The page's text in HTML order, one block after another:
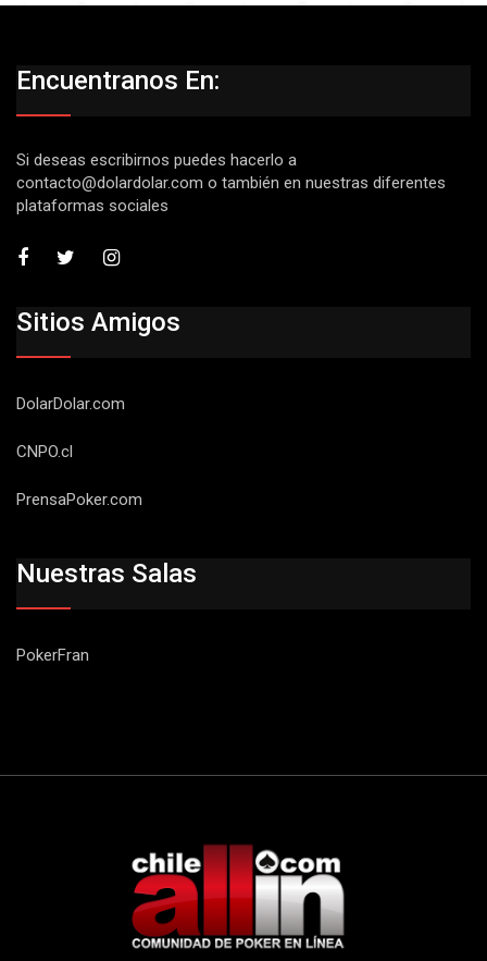
Encuentranos En:
Si deseas escribirnos puedes hacerlo a
contacto@dolardolar.com o también en nuestras diferentes
plataformas sociales
Sitios Amigos
DolarDolar.com
CNPO.cl
PrensaPoker.com
Nuestras Salas
PokerFran